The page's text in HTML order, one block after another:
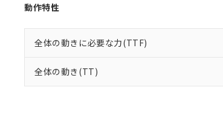
動作特性
全体の動きに必要な力(TTF)
全体の動き(TT)